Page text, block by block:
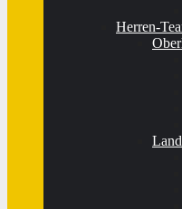
Herren-